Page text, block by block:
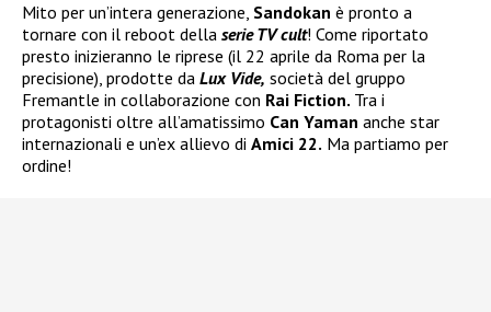
Mito per un’intera generazione, Sandokan è pronto a
tornare con il reboot della serie TV cult! Come riportato
presto inizieranno le riprese (il 22 aprile da Roma per la
precisione), prodotte da Lux Vide, società del gruppo
Fremantle in collaborazione con Rai Fiction. Tra i
protagonisti oltre all’amatissimo Can Yaman anche star
internazionali e un’ex allievo di Amici 22. Ma partiamo per
ordine!